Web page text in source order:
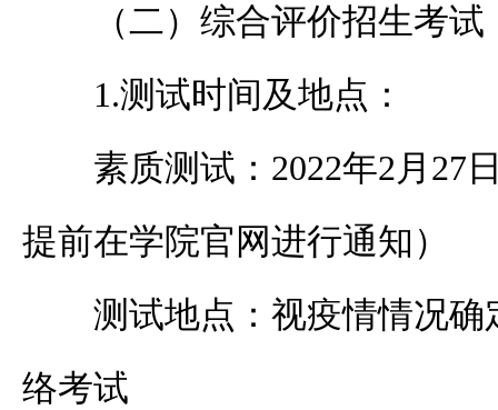
（二）综合评价招生考试
1.测试时间及地点：
素质测试： 2022年2月27
提前在学院官网进行通知）
测试地点：视疫情情况
络考试